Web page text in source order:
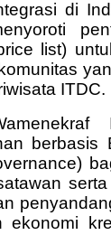
di
list)
ITDC.
berbasis
ekonomi